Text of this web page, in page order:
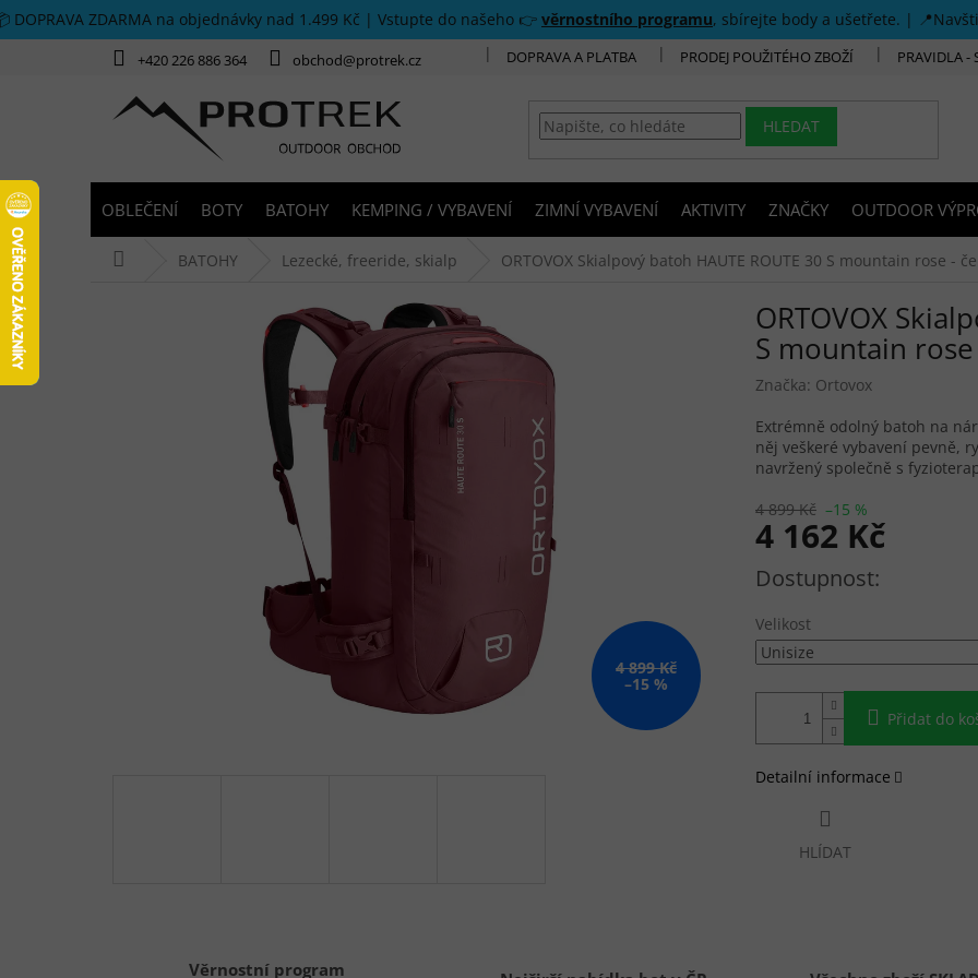
Přejít na obsah
DOPRAVA ZDARMA na objednávky nad 1.499 Kč | Vstupte do našeho 👉 věrnostního programu, sbírejte body a ušetřete. |
+420 226 886 364 obchod@protrek.cz DOPRAVA A PLATBA PRODEJ POUŽITÉHO ZBOŽÍ PRAVIDLA -
HLEDAT
OBLEČENÍ BOTY BATOHY KEMPING / VYBAVENÍ ZIMNÍ VYBAVENÍ AKTIVITY ZNAČKY OUTDOOR
BATOHY Lezecké, freeride, skialp ORTOVOX Skialpový batoh HAUTE ROUTE 30 S mountain rose -
4 899 Kč
–15 %
ORTOVOX
S mountain
Značka: Ortovox
4 899 Kč –15 %
4 162 Kč
Měrná cena:
Velikost
Přidat do
Extrémně odolný batoh na
něj veškeré vybavení pevně,
navržený společně s
Detailní informace
HLÍDAT
Věrnostní program